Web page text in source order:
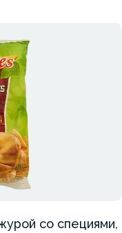
со специями,